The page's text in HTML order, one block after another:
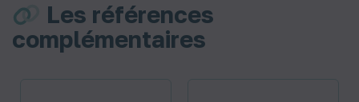
Les références
complémentaires